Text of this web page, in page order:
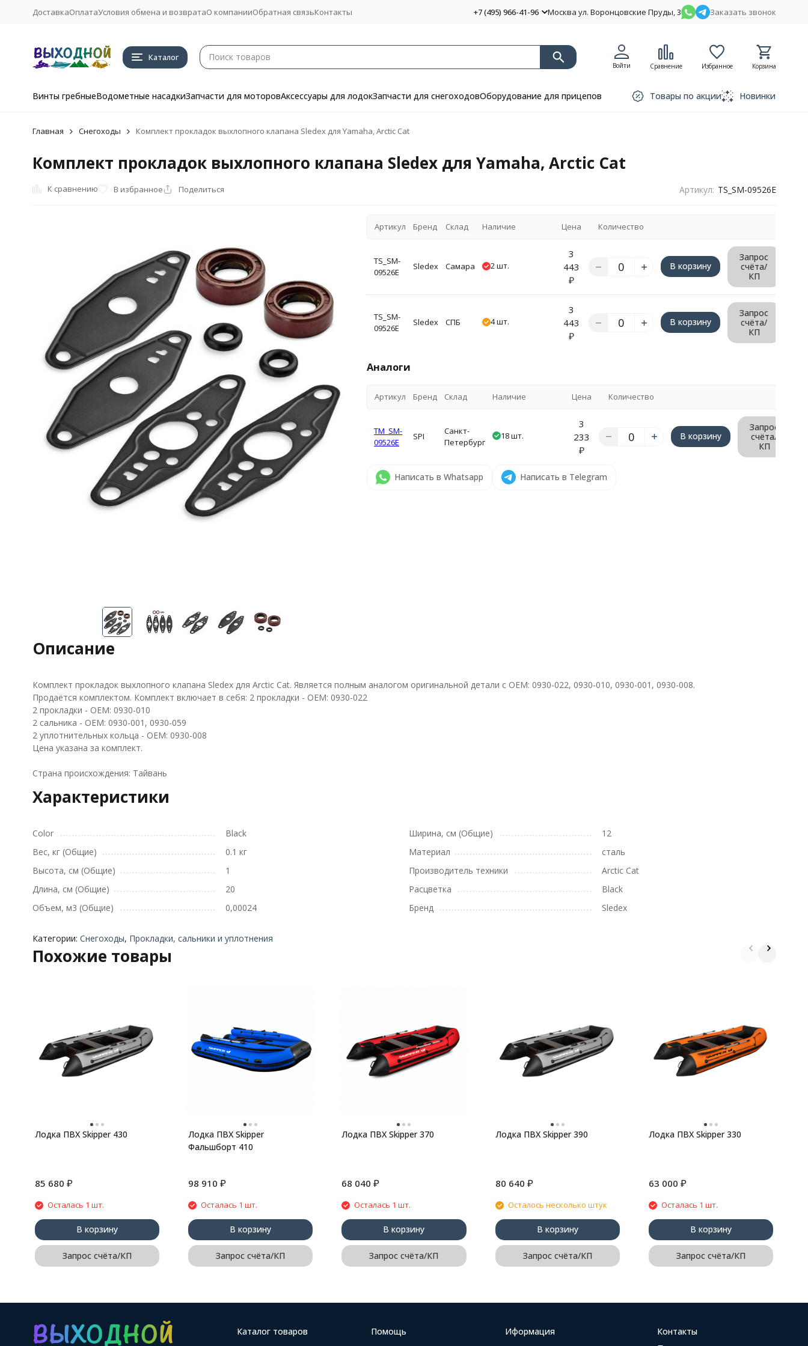
ДоставкаОплатаУсловия обмена и возвратаО компанииОбратная связьКонтакты +7 (495) 966-41-96 Москва ул. Воронцовские Пруды, 3 Заказать звонок
Каталог
Войти Сравнение Избранное Корзина
Винты гребныеВодометные насадкиЗапчасти для моторовАксессуары для лодокЗапчасти для снегоходовОборудование для прицепов Товары по акции Новинки
Главная Снегоходы Комплект прокладок выхлопного клапана Sledex для Yamaha, Arctic Cat
Комплект прокладок выхлопного клапана Sledex для Yamaha, Arctic Cat
К сравнению В избранное Поделиться Артикул: TS_SM-09526E
Артикул Бренд Склад Наличие Цена Количество
TS_SM-
09526E
Sledex Самара 2 шт.
3
443
₽
В корзину
Запрос
счёта/
КП
TS_SM-
09526E
Sledex СПБ 4 шт.
3
443
₽
В корзину
Запрос
счёта/
КП
Аналоги
Артикул Бренд Склад Наличие Цена Количество
TM_SM-
09526E
SPI
Санкт-
Петербург
18 шт.
3
233
₽
В корзину
Запрос
счёта/
КП
Написать в Whatsapp Написать в Telegram
Описание
Комплект прокладок выхлопного клапана Sledex для Arctic Cat. Является полным аналогом оригинальной детали с ОЕМ: 0930-022, 0930-010, 0930-001, 0930-008.
Продаётся комплектом. Комплект включает в себя: 2 прокладки - OEM: 0930-022
2 прокладки - OEM: 0930-010
2 сальника - OEM: 0930-001, 0930-059
2 уплотнительных кольца - OEM: 0930-008
Цена указана за комплект.
Страна происхождения: Тайвань
Характеристики
Color
Black
Вес, кг (Общие)
0.1 кг
Высота, см (Общие)
1
Длина, см (Общие)
20
Объем, м3 (Общие)
0,00024
Ширина, см (Общие)
12
Материал
сталь
Производитель техники
Arctic Cat
Расцветка
Black
Бренд
Sledex
Категории: Снегоходы, Прокладки, сальники и уплотнения
Похожие товары
Лодка ПВХ Skipper 430
85 680 ₽
Осталась 1 шт.
В корзину
Запрос счёта/КП
Лодка ПВХ Skipper
Фальшборт 410
98 910 ₽
Осталась 1 шт.
В корзину
Запрос счёта/КП
Лодка ПВХ Skipper 370
68 040 ₽
Осталась 1 шт.
В корзину
Запрос счёта/КП
Лодка ПВХ Skipper 390
80 640 ₽
Осталось несколько штук
В корзину
Запрос счёта/КП
Лодка ПВХ Skipper 330
63 000 ₽
Осталась 1 шт.
В корзину
Запрос счёта/КП
Каталог товаров Помощь Иформация Контакты